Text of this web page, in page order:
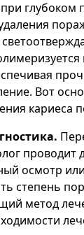
глубоком
Вот
кариеса
проводит
осмотр
степень
метод